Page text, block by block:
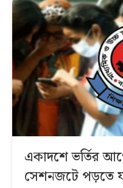
একাদশে ভর্তির
সেশনজটে পড়তে